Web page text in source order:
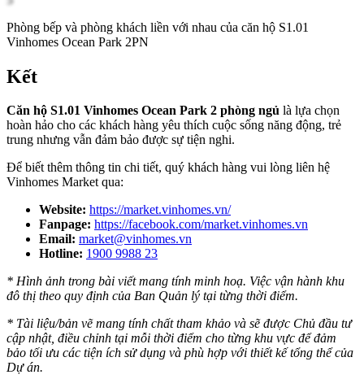
Phòng bếp và phòng khách liền với nhau của căn hộ S1.01
Vinhomes Ocean Park 2PN
Kết
Căn hộ S1.01 Vinhomes Ocean Park 2 phòng ngủ là lựa chọn
hoàn hảo cho các khách hàng yêu thích cuộc sống năng động, trẻ
trung nhưng vẫn đảm bảo được sự tiện nghi.
Để biết thêm thông tin chi tiết, quý khách hàng vui lòng liên hệ
Vinhomes Market qua:
Website: https://market.vinhomes.vn/
Fanpage: https://facebook.com/market.vinhomes.vn
Email: market@vinhomes.vn
Hotline: 1900 9988 23
* Hình ảnh trong bài viết mang tính minh hoạ. Việc vận hành khu
đô thị theo quy định của Ban Quản lý tại từng thời điểm.
* Tài liệu/bản vẽ mang tính chất tham khảo và sẽ được Chủ đầu tư
cập nhật, điều chỉnh tại mỗi thời điểm cho từng khu vực để đảm
bảo tối ưu các tiện ích sử dụng và phù hợp với thiết kế tổng thể của
Dự án.